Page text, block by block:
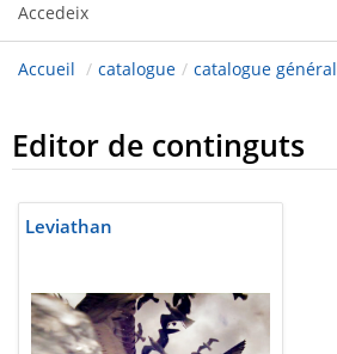
Accedeix
Accueil / catalogue / catalogue général
Editor de continguts
Leviathan